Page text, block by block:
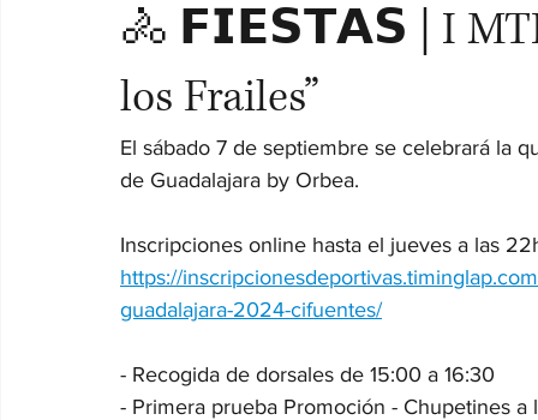
🚴 𝗙𝗜𝗘𝗦𝗧𝗔𝗦 | I MTB
los Frailes”
El sábado 7 de septiembre se celebrará la
de Guadalajara by Orbea.
Inscripciones online hasta el jueves a las
https://
guadalajara-2024-cifuentes/
- Recogida de dorsales de 15:00 a 16:30
- Primera prueba Promoción - Chupetines a